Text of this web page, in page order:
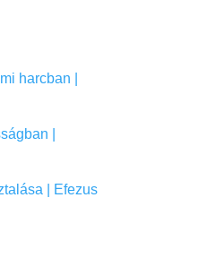
harcban |
|
| Efezus